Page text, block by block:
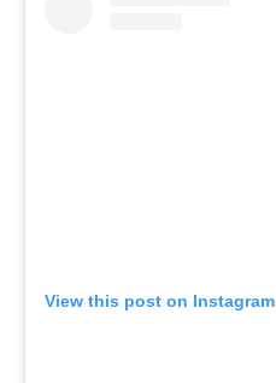
View this post on Instagram